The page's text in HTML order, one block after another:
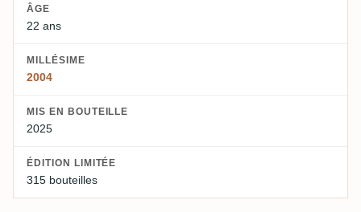
ÂGE
22 ans
MILLÉSIME
2004
MIS EN BOUTEILLE
2025
ÉDITION LIMITÉE
315 bouteilles